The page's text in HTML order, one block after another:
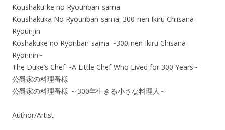
Koushaku-ke no Ryouriban-sama
Koushakuka No Ryouriban-sama: 300-nen Ikiru Chiisana
Ryourijin
Kōshakuke no Ryōriban-sama ~300-nen Ikiru Chīsana
Ryōrinin~
The Duke’s Chef ~A Little Chef Who Lived for 300 Years~
公爵家の料理番様
公爵家の料理番様 ～300年生きる小さな料理人～
Author/Artist